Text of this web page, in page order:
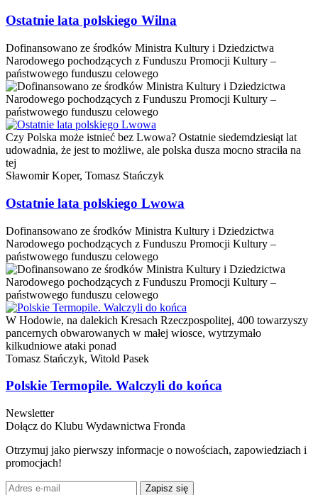
Ostatnie lata polskiego Wilna
Dofinansowano ze środków Ministra Kultury i Dziedzictwa
Narodowego pochodzących z Funduszu Promocji Kultury –
państwowego funduszu celowego
Czy Polska może istnieć bez Lwowa? Ostatnie siedemdziesiąt lat
udowadnia, że jest to możliwe, ale polska dusza mocno straciła na
tej
Sławomir Koper, Tomasz Stańczyk
Ostatnie lata polskiego Lwowa
Dofinansowano ze środków Ministra Kultury i Dziedzictwa
Narodowego pochodzących z Funduszu Promocji Kultury –
państwowego funduszu celowego
W Hodowie, na dalekich Kresach Rzeczpospolitej, 400 towarzyszy
pancernych obwarowanych w małej wiosce, wytrzymało
kilkudniowe ataki ponad
Tomasz Stańczyk, Witold Pasek
Polskie Termopile. Walczyli do końca
Newsletter
Dołącz do Klubu Wydawnictwa Fronda
Otrzymuj jako pierwszy informacje o nowościach, zapowiedziach i
promocjach!
Zapisz się